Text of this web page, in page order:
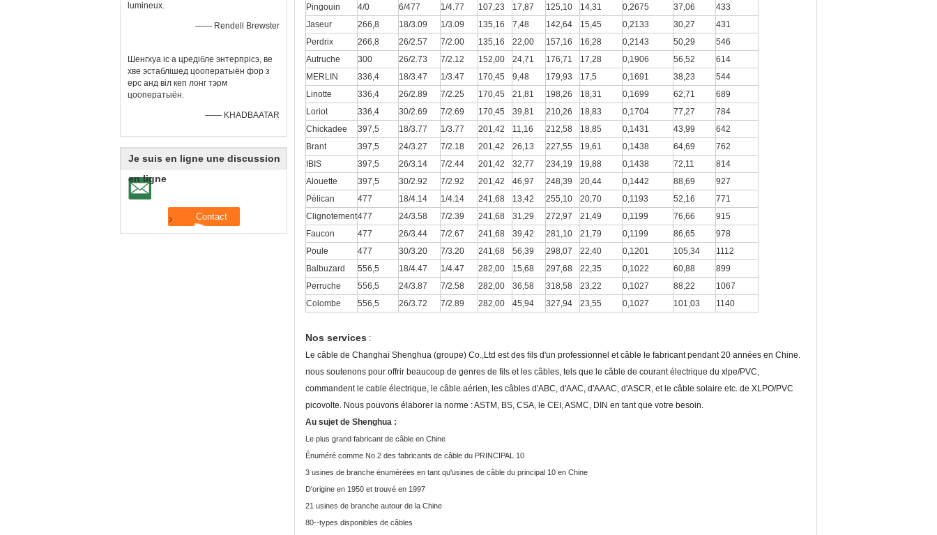
lumineux.
—— Rendell Brewster
Шенгхуа іс а цредібле энтерпрісэ, ве
хве эстаблішед цооператыён фор з
ерс анд віл кеп лонг тэрм
цооператыён.
—— KHADBAATAR
Je suis en ligne une discussion
en ligne
Pingouin
4/0 6/477 1/4.77 107,23 17,87 125,10 14,31 0,2675 37,06
433
Jaseur
266,8 18/3.09 1/3.09 135,16 7,48 142,64 15,45 0,2133 30,27
431
Perdrix
266,8 26/2.57 7/2.00 135,16 22,00 157,16 16,28 0,2143 50,29
546
Autruche
300 26/2.73 7/2.12 152,00 24,71 176,71 17,28 0,1906 56,52
614
MERLIN
336,4 18/3.47 1/3.47 170,45 9,48 179,93 17,5 0,1691 38,23
544
Linotte
336,4 26/2.89 7/2.25 170,45 21,81 198,26 18,31 0,1699 62,71
689
Loriot
336,4 30/2.69 7/2.69 170,45 39,81 210,26 18,83 0,1704 77,27
784
Chickadee
397,5 18/3.77 1/3.77 201,42 11,16 212,58 18,85 0,1431 43,99
642
Brant
397,5 24/3.27 7/2.18 201,42 26,13 227,55 19,61 0,1438 64,69
762
IBIS
397,5 26/3.14 7/2.44 201,42 32,77 234,19 19,88 0,1438 72,11
814
Alouette
397,5 30/2.92 7/2.92 201,42 46,97 248,39 20,44 0,1442 88,69
927
Pélican
477 18/4.14 1/4.14 241,68 13,42 255,10 20,70 0,1193 52,16
771
Clignotement477 24/3.58 7/2.39 241,68 31,29 272,97 21,49 0,1199 76,66
915
Faucon
477 26/3.44 7/2.67 241,68 39,42 281,10 21,79 0,1199 86,65
978
Poule
477 30/3.20 7/3.20 241,68 56,39 298,07 22,40 0,1201 105,34
1112
Balbuzard
556,5 18/4.47 1/4.47 282,00 15,68 297,68 22,35 0,1022 60,88
899
Perruche
556,5 24/3.87 7/2.58 282,00 36,58 318,58 23,22 0,1027 88,22
1067
Colombe
556,5 26/3.72 7/2.89 282,00 45,94 327,94 23,55 0,1027 101,03 1140
Nos services :
Le câble de Changhaï Shenghua (groupe) Co.,Ltd est des fils d'un professionnel et câble le fabricant pendant 20 années en Chine.
nous soutenons pour offrir beaucoup de genres de fils et les câbles, tels que le câble de courant électrique du xlpe/PVC,
commandent le cable électrique, le câble aérien, les câbles d'ABC, d'AAC, d'AAAC, d'ASCR, et le câble solaire etc. de XLPO/PVC
picovolte. Nous pouvons élaborer la norme : ASTM, BS, CSA, le CEI, ASMC, DIN en tant que votre besoin.
Au sujet de Shenghua :
Le plus grand fabricant de câble en Chine
Énuméré comme No.2 des fabricants de câble du PRINCIPAL 10
3 usines de branche énumérées en tant qu'usines de câble du principal 10 en Chine
D'origine en 1950 et trouvé en 1997
21 usines de branche autour de la Chine
80--types disponibles de câbles